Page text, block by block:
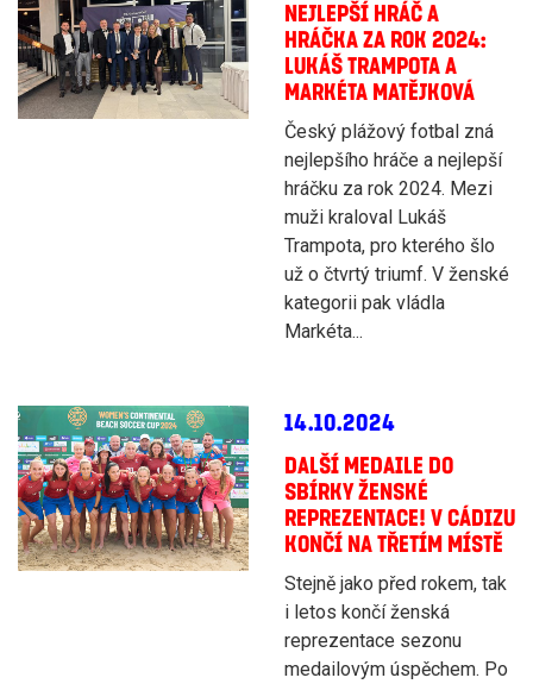
NEJLEPŠÍ HRÁČ A
HRÁČKA ZA ROK 2024:
LUKÁŠ TRAMPOTA A
MARKÉTA MATĚJKOVÁ
Český plážový fotbal zná
nejlepšího hráče a nejlepší
hráčku za rok 2024. Mezi
muži kraloval Lukáš
Trampota, pro kterého šlo
už o čtvrtý triumf. V ženské
kategorii pak vládla
Markéta...
14.10.2024
DALŠÍ MEDAILE DO
SBÍRKY ŽENSKÉ
REPREZENTACE! V CÁDIZU
KONČÍ NA TŘETÍM MÍSTĚ
Stejně jako před rokem, tak
i letos končí ženská
reprezentace sezonu
medailovým úspěchem. Po